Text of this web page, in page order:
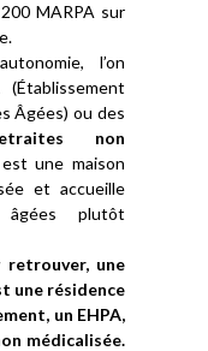
MARPA sur
l’on
(Établissement
Âgées) ou des
non
une maison
et accueille
plutôt
une
une résidence
un EHPA,
médicalisée.